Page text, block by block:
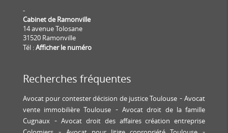
-
Cabinet de Ramonville
14 avenue Tolosane
31520 Ramonville
Tél :Afficher le numéro
Recherches fréquentes
Avocat pour contester décision de justice Toulouse
Avocat
vente immobilière Toulouse
Avocat droit de la famille
Cugnaux
Avocat droit des affaires création entreprise